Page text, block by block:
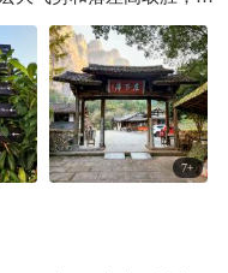
漈瀑以漈多并富于节奏独
见其形”，而使之引人入
史悠久，香火旺盛。距陶
天柱峰、石笋峰、宝冠
花、仙掌、香炉、童子
为其他峰恋景观所不及。
区，相对更侧重山景
7+